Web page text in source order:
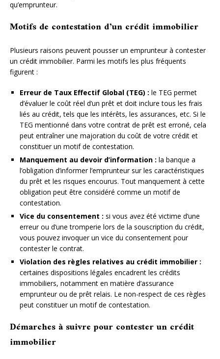
qu’emprunteur.
Motifs de contestation d’un crédit immobilier
Plusieurs raisons peuvent pousser un emprunteur à contester
un crédit immobilier. Parmi les motifs les plus fréquents
figurent :
Erreur de Taux Effectif Global (TEG) : le TEG permet
d’évaluer le coût réel d’un prêt et doit inclure tous les frais
liés au crédit, tels que les intérêts, les assurances, etc. Si le
TEG mentionné dans votre contrat de prêt est erroné, cela
peut entraîner une majoration du coût de votre crédit et
constituer un motif de contestation.
Manquement au devoir d’information : la banque a
l’obligation d’informer l’emprunteur sur les caractéristiques
du prêt et les risques encourus. Tout manquement à cette
obligation peut être considéré comme un motif de
contestation.
Vice du consentement : si vous avez été victime d’une
erreur ou d’une tromperie lors de la souscription du crédit,
vous pouvez invoquer un vice du consentement pour
contester le contrat.
Violation des règles relatives au crédit immobilier :
certaines dispositions légales encadrent les crédits
immobiliers, notamment en matière d’assurance
emprunteur ou de prêt relais. Le non-respect de ces règles
peut constituer un motif de contestation.
Démarches à suivre pour contester un crédit
immobilier